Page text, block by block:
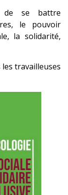
de se battre
le pouvoir
la solidarité,
travailleuses